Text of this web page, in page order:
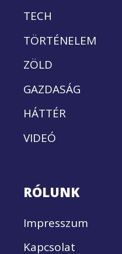
TECH
TÖRTÉNELEM
ZÖLD
GAZDASÁG
HÁTTÉR
VIDEÓ
RÓLUNK
Impresszum
Kapcsolat